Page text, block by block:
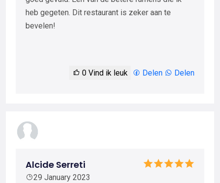
heb gegeten. Dit restaurant is zeker aan te
bevelen!
0 Vind ik leuk Delen Delen
Alcide Serreti
29 January 2023